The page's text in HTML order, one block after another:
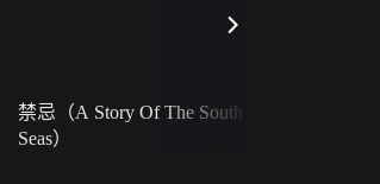
禁忌（A Story Of The South
Seas）